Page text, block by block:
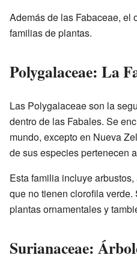
Además de las Fabaceae, el
familias de plantas.
Polygalaceae: La
Las Polygalaceae son la
dentro de las Fabales. Se
mundo, excepto en Nueva
de sus especies pertenecen
Esta familia incluye
que no tienen clorofila
plantas ornamentales y
Surianaceae: